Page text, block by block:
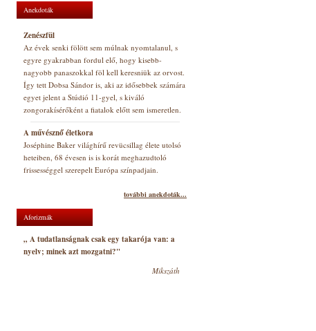
Anekdoták
Zenészfül
Az évek senki fölött sem múlnak nyomtalanul, s
egyre gyakrabban fordul elő, hogy kisebb-
nagyobb panaszokkal föl kell keresniük az orvost.
Így tett Dobsa Sándor is, aki az idősebbek számára
egyet jelent a Stúdió 11-gyel, s kiváló
zongorakísérőként a fiatalok előtt sem ismeretlen.
A művésznő életkora
Joséphine Baker világhírű revücsillag élete utolsó
heteiben, 68 évesen is is korát meghazudtoló
frissességgel szerepelt Európa színpadjain.
további anekdoták...
Aforizmák
„ A tudatlanságnak csak egy takarója van: a
nyelv; minek azt mozgatni?"
Mikszáth